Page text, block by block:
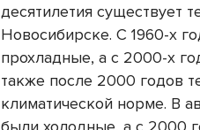
десятилетия существует
Новосибирске. С 1960-х
прохладные, а с 2000-х
также после 2000 годов
климатической норме. В